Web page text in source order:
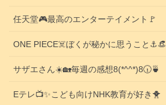
任天堂🎮️最高のエンターテイメント🚩
ONE PIECE☠️ぼくが秘かに思うこと⚓️👒
サザエさん☀️🏡毎週の感想8(*^^*)8🕡️🍵
Eテレ📺️✨こども向けNHK教育が好き🐥